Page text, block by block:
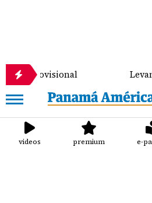
Levantan
videos premium e-